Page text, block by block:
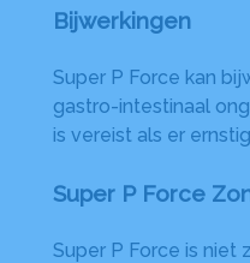
Bijwerkingen
Super P Force kan
gastro-intestinaal
is vereist als er
Super P Force
Super P Force is